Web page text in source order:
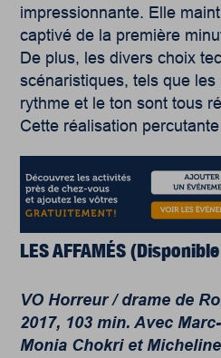
impressionnante. Elle
captivé de la première
De plus, les divers choix
scénaristiques, tels que
rythme et le ton sont tous
Cette réalisation
LES AFFAMÉS
VO Horreur / drame de
2017, 103 min. Avec
Monia Chokri et